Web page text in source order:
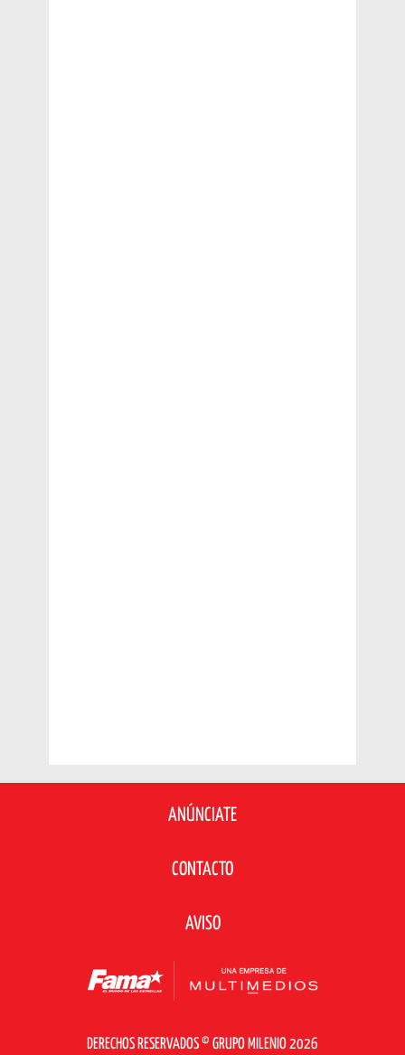
ANÚNCIATE
CONTACTO
AVISO
DERECHOS RESERVADOS © GRUPO MILENIO 2026